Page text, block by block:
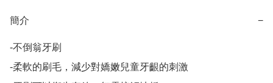
簡介 −
-不倒翁牙刷
-柔軟的刷毛，減少對嬌嫩兒童牙齦的刺激